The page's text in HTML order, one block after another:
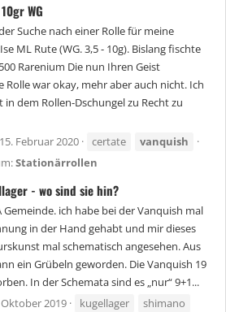
WG
Suche nach einer Rolle für meine
ML Rute (WG. 3,5 - 10g). Bislang fischte
Rarenium Die nun Ihren Geist
Rolle war okay, mehr aber auch nicht. Ich
dem Rollen-Dschungel zu Recht zu
15. Februar 2020 certate
vanquish
Stationärrollen
- wo sind sie hin?
ich habe bei der Vanquish mal
in der Hand gehabt und mir dieses
mal schematisch angesehen. Aus
ein Grübeln geworden. Die Vanquish 19
In der Schemata sind es „nur“ 9+1...
Oktober 2019 kugellager
shimano